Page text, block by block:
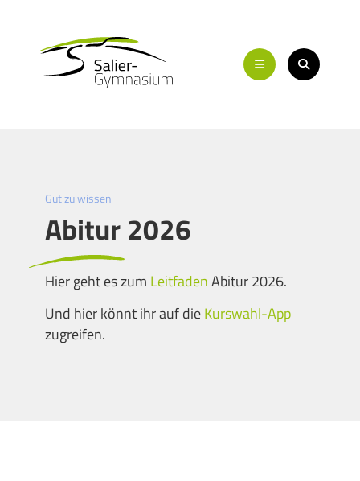
Gut zu wissen
Abitur 2026
Hier geht es zum LeitfadenAbitur 2026.
Und hier könnt ihr auf dieKurswahl-App
zugreifen.